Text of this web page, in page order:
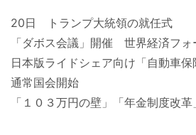
20日 トランプ大統領の就任式
「ダボス会議」開催 世界経済フォ
日本版ライドシェア向け「自動車保
通常国会開始
「１０３万円の壁」「年金制度改